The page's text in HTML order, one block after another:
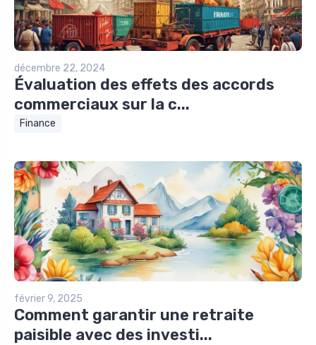
décembre 22, 2024
Évaluation des effets des accords
commerciaux sur la c...
Finance
février 9, 2025
Comment garantir une retraite
paisible avec des investi...